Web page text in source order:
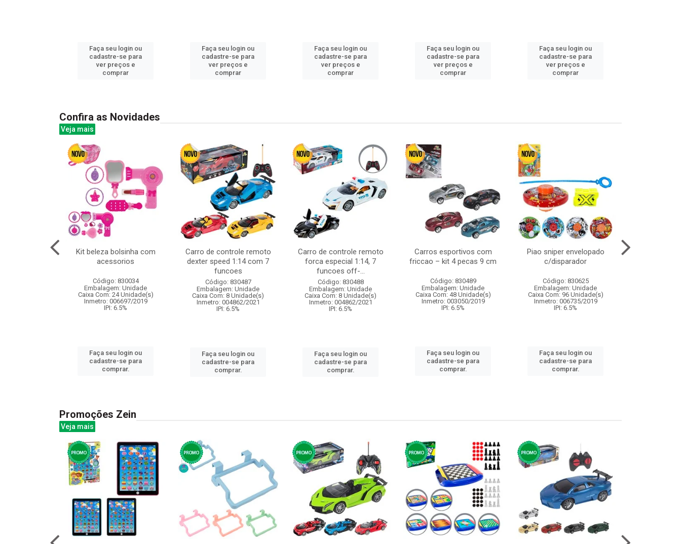
Faça seu login ou
cadastre-se para
ver preços e
comprar
Faça seu login ou
cadastre-se para
ver preços e
comprar
Faça seu login ou
cadastre-se para
ver preços e
comprar
Faça seu login ou
cadastre-se para
ver preços e
comprar
Faça seu login ou
cadastre-se para
ver preços e
comprar
Confira as Novidades
Veja mais
Kit beleza bolsinha com
acessorios
Código: 830034
Embalagem: Unidade
Caixa Com: 24 Unidade(s)
Inmetro: 006697/2019
IPI: 6.5%
Faça seu login ou
cadastre-se para
comprar.
Carro de controle remoto
dexter speed 1:14 com 7
funcoes
Código: 830487
Embalagem: Unidade
Caixa Com: 8 Unidade(s)
Inmetro: 004862/2021
IPI: 6.5%
Faça seu login ou
cadastre-se para
comprar.
Carro de controle remoto
forca especial 1:14, 7
funcoes off-...
Código: 830488
Embalagem: Unidade
Caixa Com: 8 Unidade(s)
Inmetro: 004862/2021
IPI: 6.5%
Faça seu login ou
cadastre-se para
comprar.
Carros esportivos com
friccao – kit 4 pecas 9 cm
Código: 830489
Embalagem: Unidade
Caixa Com: 48 Unidade(s)
Inmetro: 003050/2019
IPI: 6.5%
Faça seu login ou
cadastre-se para
comprar.
Piao sniper envelopado
c/disparador
Código: 830625
Embalagem: Unidade
Caixa Com: 96 Unidade(s)
Inmetro: 006735/2019
IPI: 6.5%
Faça seu login ou
cadastre-se para
comprar.
Promoções Zein
Veja mais